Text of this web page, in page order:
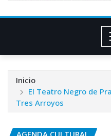
Inicio
El Teatro Negro de
Tres Arroyos
AGENDA CULTURAL